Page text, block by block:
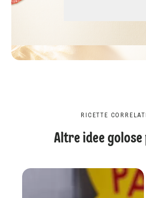
RICETTE
Altre idee golose